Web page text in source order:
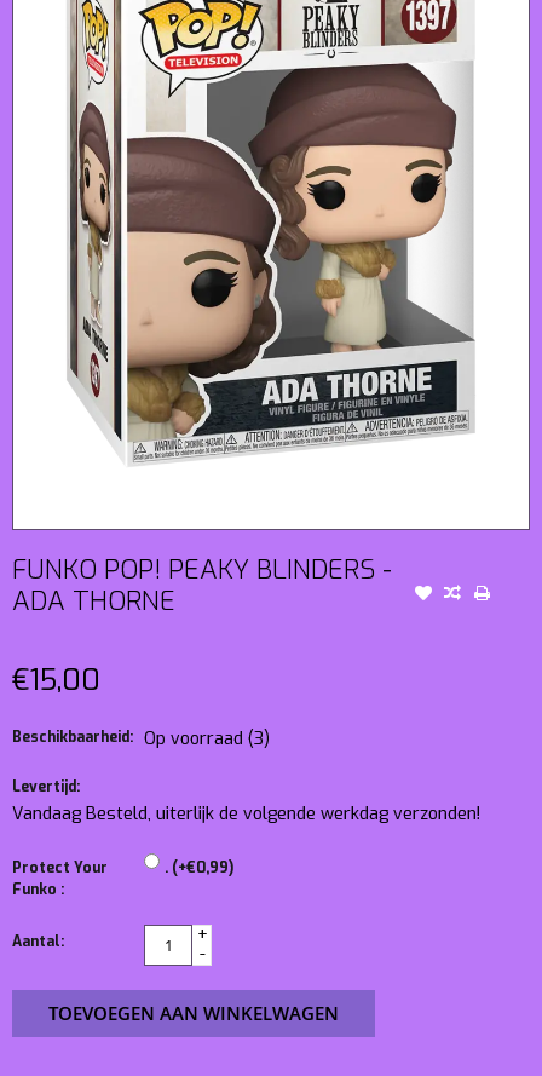
FUNKO POP! PEAKY BLINDERS -
ADA THORNE
€15,00
Beschikbaarheid: Op voorraad (3)
Levertijd:
Vandaag Besteld, uiterlijk de volgende werkdag verzonden!
Protect Your
Funko :
. (+€0,99)
Aantal:
+
-
TOEVOEGEN AAN WINKELWAGEN